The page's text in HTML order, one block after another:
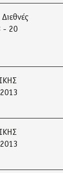
- 20